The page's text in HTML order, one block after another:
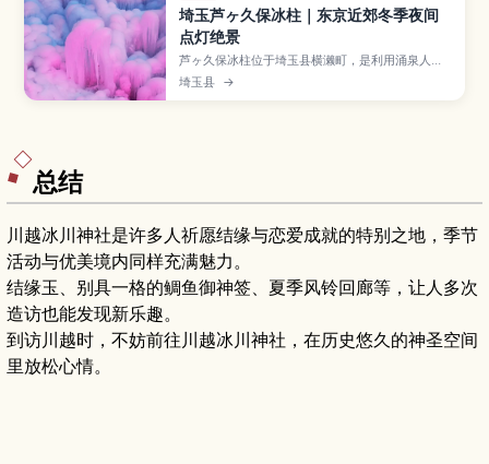
埼玉芦ヶ久保冰柱｜东京近郊冬季夜间
点灯绝景
芦ヶ久保冰柱位于埼玉县横濑町，是利用涌泉人工
打造的巨大冰柱景观，白天呈现蓝白色光泽，夜晚
则配合灯光秀宛如梦境。本文将介绍冰柱的看点与
埼玉县 →
总结
川越冰川神社是许多人祈愿结缘与恋爱成就的特别之地，季节
活动与优美境内同样充满魅力。
结缘玉、别具一格的鲷鱼御神签、夏季风铃回廊等，让人多次
造访也能发现新乐趣。
到访川越时，不妨前往川越冰川神社，在历史悠久的神圣空间
里放松心情。